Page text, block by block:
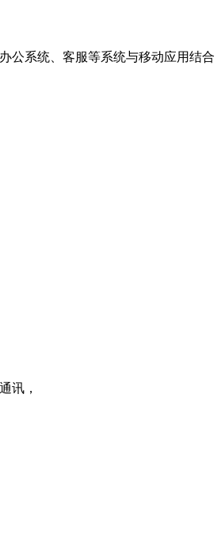
公系统、客服等系统与移动应用结合
讯，